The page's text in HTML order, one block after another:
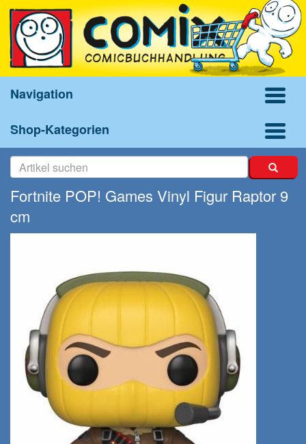
Navigation
Shop-Kategorien
Fortnite POP! Games Vinyl Figur Raptor 9
cm